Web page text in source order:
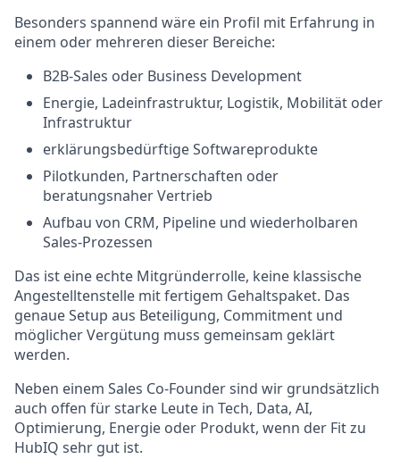
Besonders spannend wäre ein Profil mit Erfahrung in
einem oder mehreren dieser Bereiche:
B2B-Sales oder Business Development
Energie, Ladeinfrastruktur, Logistik, Mobilität oder
Infrastruktur
erklärungsbedürftige Softwareprodukte
Pilotkunden, Partnerschaften oder
beratungsnaher Vertrieb
Aufbau von CRM, Pipeline und wiederholbaren
Sales-Prozessen
Das ist eine echte Mitgründerrolle, keine klassische
Angestelltenstelle mit fertigem Gehaltspaket. Das
genaue Setup aus Beteiligung, Commitment und
möglicher Vergütung muss gemeinsam geklärt
werden.
Neben einem Sales Co-Founder sind wir grundsätzlich
auch offen für starke Leute in Tech, Data, AI,
Optimierung, Energie oder Produkt, wenn der Fit zu
HubIQ sehr gut ist.